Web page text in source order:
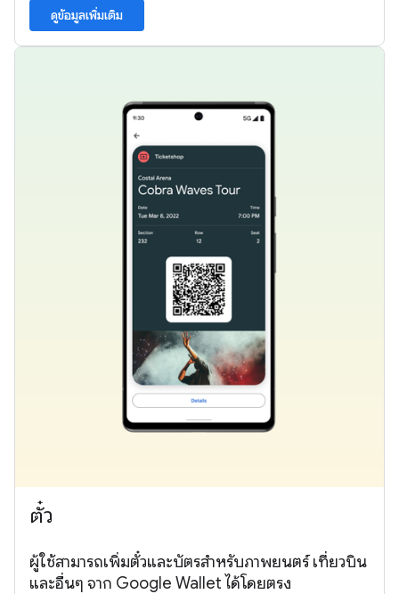
ดูข้อมูลเพิ่มเติม
ตั๋ว
ผู้ใช้สามารถเพิ่มตั๋วและบัตรสำหรับภาพยนตร์ เที่ยวบิน
และอื่นๆ จาก Google Wallet ได้โดยตรง